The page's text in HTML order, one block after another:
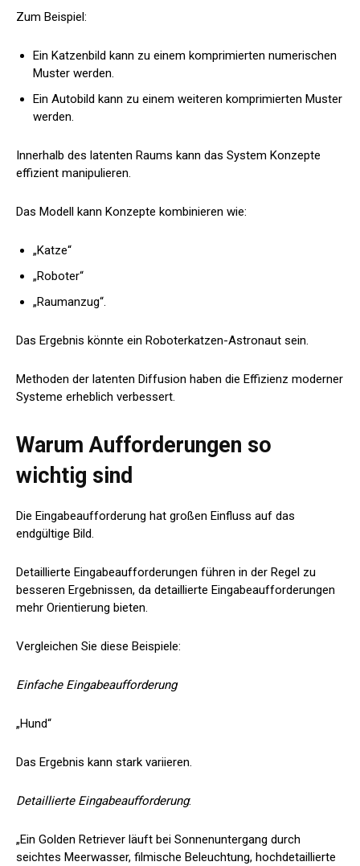
Zum Beispiel:
Ein Katzenbild kann zu einem komprimierten numerischen
Muster werden.
Ein Autobild kann zu einem weiteren komprimierten Muster
werden.
Innerhalb des latenten Raums kann das System Konzepte
effizient manipulieren.
Das Modell kann Konzepte kombinieren wie:
„Katze“
„Roboter“
„Raumanzug“.
Das Ergebnis könnte ein Roboterkatzen-Astronaut sein.
Methoden der latenten Diffusion haben die Effizienz moderner
Systeme erheblich verbessert.
Warum Aufforderungen so
wichtig sind
Die Eingabeaufforderung hat großen Einfluss auf das
endgültige Bild.
Detaillierte Eingabeaufforderungen führen in der Regel zu
besseren Ergebnissen, da detaillierte Eingabeaufforderungen
mehr Orientierung bieten.
Vergleichen Sie diese Beispiele:
Einfache Eingabeaufforderung
„Hund“
Das Ergebnis kann stark variieren.
Detaillierte Eingabeaufforderung:
„Ein Golden Retriever läuft bei Sonnenuntergang durch
seichtes Meerwasser, filmische Beleuchtung, hochdetaillierte